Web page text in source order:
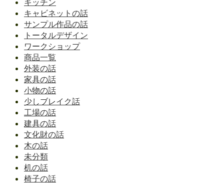
キャビネットの話
サンプル作品の話
トータルデザイン
ワークショップ
商品一覧
外装の話
家具の話
小物の話
少しブレイク話
工場の話
建具の話
文化財の話
木の話
未分類
机の話
椅子の話